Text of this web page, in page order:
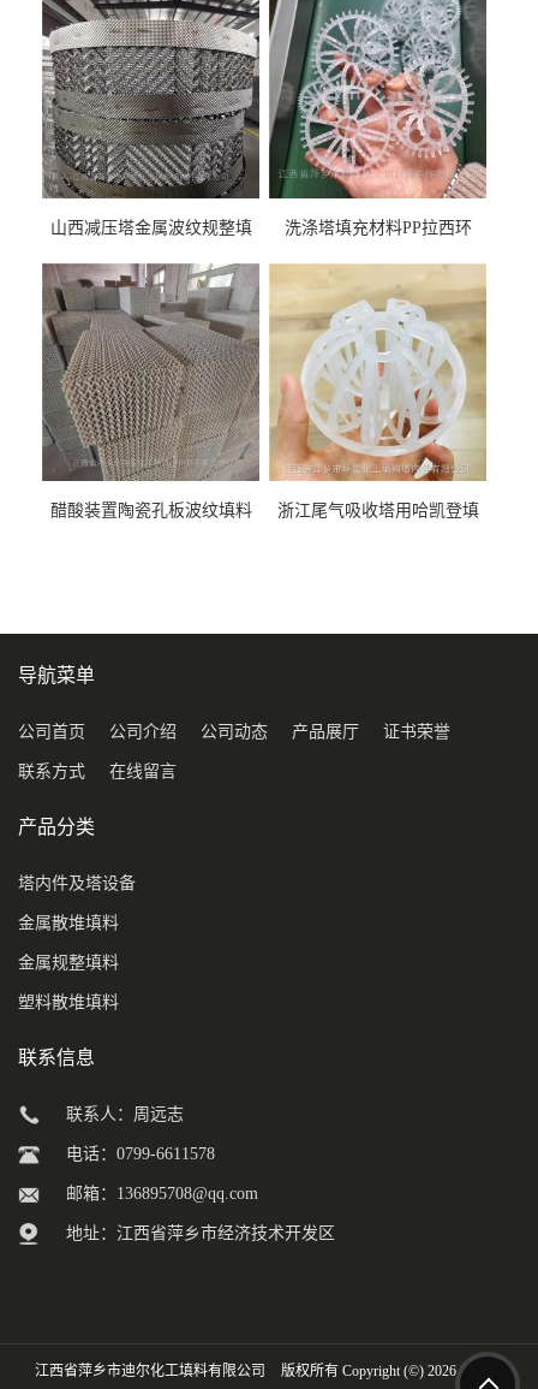
山西减压塔金属波纹规整填
料
洗涤塔填充材料PP拉西环
醋酸装置陶瓷孔板波纹填料
浙江尾气吸收塔用哈凯登填
导航菜单
公司首页 公司介绍 公司动态 产品展厅 证书荣誉
联系方式 在线留言
产品分类
塔内件及塔设备
金属散堆填料
金属规整填料
塑料散堆填料
联系信息
联系人：周远志
电话：0799-6611578
邮箱： 136895708@qq.com
地址：江西省萍乡市经济技术开发区
江西省萍乡市迪尔化工填料有限公司 版权所有 Copyright (©) 2026XML